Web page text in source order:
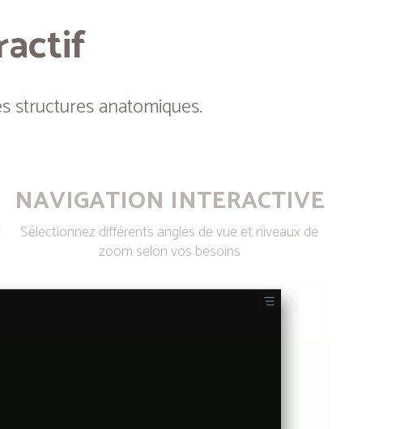
structures anatomiques.
NAVIGATION INTERACTIVE
Sélectionnez différents angles de vue et niveaux de
zoom selon vos besoins